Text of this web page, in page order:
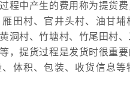
程中产生的费用称为提货
田村、官井头村、油甘埔
洞村、竹塘村、竹尾田村
，提货过程是发货时很重
体积、包装、收货信息等